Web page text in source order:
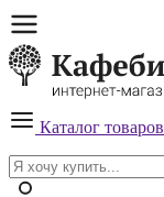
Каталог товаров